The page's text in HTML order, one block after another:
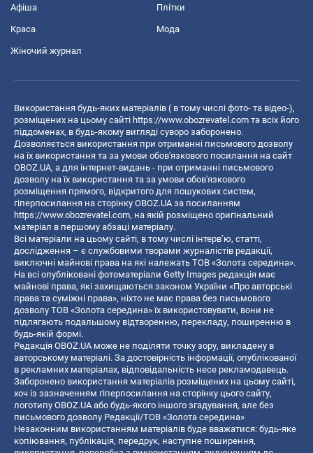
Афіша Плітки
Краса Мода
Жіночий журнал
Використання будь-яких матеріалів ( в тому числі фото- та відео-),
розміщених на цьому сайті https://www.obozrevatel.com та всіх його
піддоменах, в будь-якому вигляді суворо заборонено.
Дозволяється використання при отриманні письмового дозволу
на їх використання та за умови обов'язкового посилання на сайт
OBOZ.UA, а для інтернет-видань - при отриманні письмового
дозволу на їх використання та за умови обов'язкового
розміщення прямого, відкритого для пошукових систем,
гіперпосилання на сторінку OBOZ.UA за посиланням
https://www.obozrevatel.com, на якій розміщено оригінальний
матеріал в першому абзаці матеріалу.
Всі матеріали на цьому сайті, в тому числі інтерв’ю, статті,
дослідження – є службовими творами журналістів редакції,
виключні майнові права на які належать ТОВ «Золота середина».
На всі опубліковані фотоматеріали Getty Images редакція має
майнові права, які захищаються законом України «Про авторські
права та суміжні права», ніхто не має права без письмового
дозволу ТОВ «Золота середина» їх використовувати, вони не
підлягають подальшому відтворенню, перекладу, поширенню в
будь-якій формі.
Редакція OBOZ.UA може не поділяти точку зору, викладену в
авторському матеріалі. За достовірність інформації, опублікованої
в рекламних матеріалах, відповідальність несе рекламодавець.
Заборонено використання матеріалів розміщених на цьому сайті,
хоч із зазначенням гіперпосилання на сторінку цього сайту,
логотипу OBOZ.UA або будь-якого іншого згадування, але без
письмового дозволу Редакції/ТОВ «Золота середина»
Незаконним використанням матеріалів буде вважатися: будь-яке
копiювання, публiкацiя, передрук, наступне поширення,